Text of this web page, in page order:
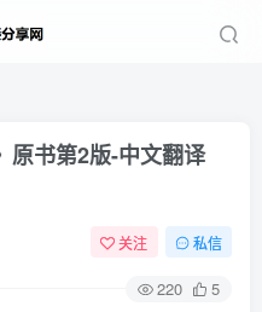
原书第2版-中文翻译
关注 私信
220 5